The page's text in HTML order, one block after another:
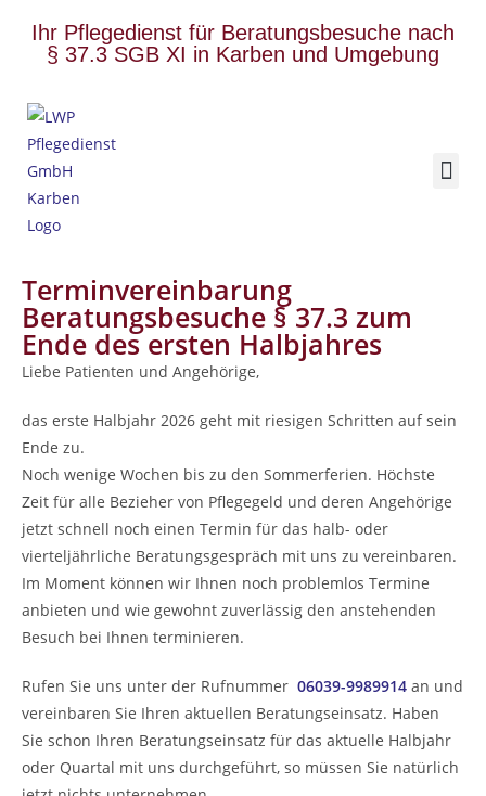
Ihr Pflegedienst für Beratungsbesuche nach
§ 37.3 SGB XI in Karben und Umgebung
Terminvereinbarung
Beratungsbesuche § 37.3 zum
Ende des ersten Halbjahres
Liebe Patienten und Angehörige,
das erste Halbjahr 2026 geht mit riesigen Schritten auf sein
Ende zu.
Noch wenige Wochen bis zu den Sommerferien. Höchste
Zeit für alle Bezieher von Pflegegeld und deren Angehörige
jetzt schnell noch einen Termin für das halb- oder
vierteljährliche Beratungsgespräch mit uns zu vereinbaren.
Im Moment können wir Ihnen noch problemlos Termine
anbieten und wie gewohnt zuverlässig den anstehenden
Besuch bei Ihnen terminieren.
Rufen Sie uns unter der Rufnummer 06039-9989914 an und
vereinbaren Sie Ihren aktuellen Beratungseinsatz. Haben
Sie schon Ihren Beratungseinsatz für das aktuelle Halbjahr
oder Quartal mit uns durchgeführt, so müssen Sie natürlich